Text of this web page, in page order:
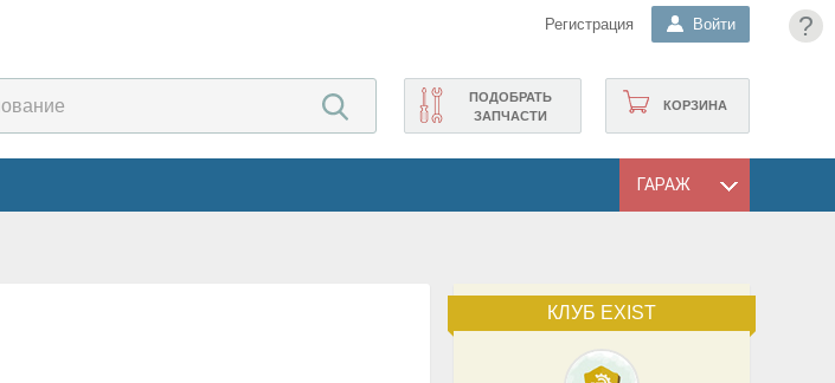
?
Регистрация Войти
КОРЗИНА
ПОДОБРАТЬ
ЗАПЧАСТИ
ГАРАЖ
КЛУБ EXIST